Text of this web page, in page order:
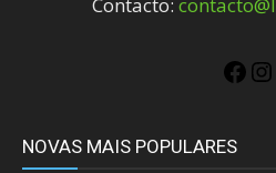
Contacto:
NOVAS MAIS POPULARES